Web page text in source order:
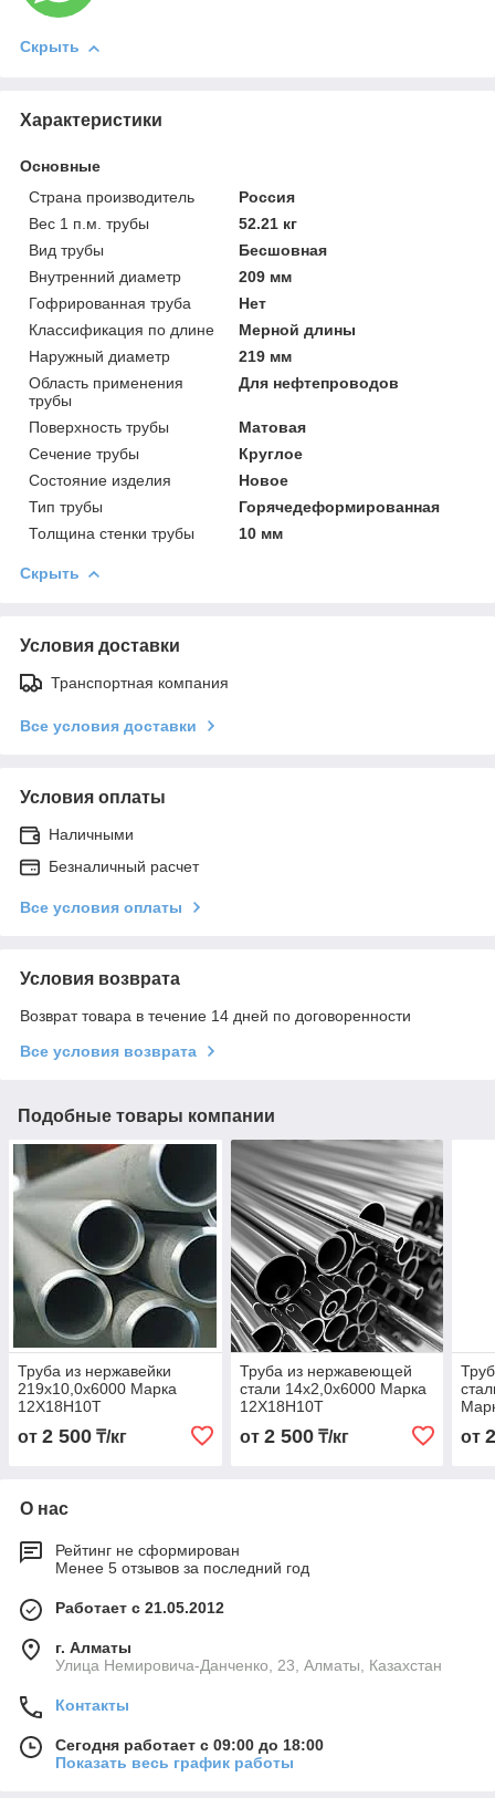
Скрыть
Характеристики
Основные
Страна производитель
Россия
Вес 1 п.м. трубы
52.21 кг
Вид трубы
Бесшовная
Внутренний диаметр
209 мм
Гофрированная труба
Нет
Классификация по длине
Мерной длины
Наружный диаметр
219 мм
Область применения
трубы
Для нефтепроводов
Поверхность трубы
Матовая
Сечение трубы
Круглое
Состояние изделия
Новое
Тип трубы
Горячедеформированная
Толщина стенки трубы
10 мм
Скрыть
Условия доставки
Транспортная компания
Все условия доставки
Условия оплаты
Наличными
Безналичный расчет
Все условия оплаты
Условия возврата
Возврат товара в течение 14 дней по договоренности
Все условия возврата
Подобные товары компании
Труба из нержавейки
219х10,0х6000 Марка
12Х18Н10Т
от 2 500 ₸/кг
Труба из нержавеющей
стали 14х2,0х6000 Марка
12Х18Н10Т
от 2 500₸/кг от
О нас
Рейтинг не сформирован
Менее 5 отзывов за последний год
Работает с 21.05.2012
г. Алматы
Улица Немировича-Данченко, 23, Алматы, Казахстан
Контакты
Сегодня работает с 09:00 до 18:00
Показать весь график работы